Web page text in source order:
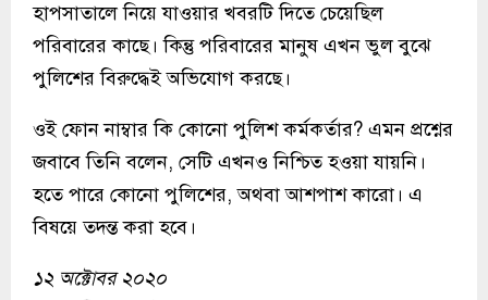
হাপসাতালে নিয়ে যাওয়ার খবরটি দিতে চেয়েছিল
পরিবারের কাছে। কিন্তু পরিবারের মানুষ এখন ভুল বুঝে
পুলিশের বিরুদ্ধেই অভিযোগ করছে।
ওই ফোন নাম্বার কি কোনো পুলিশ কর্মকর্তার? এমন প্রশ্নের
জবাবে তিনি বলেন, সেটি এখনও নিশ্চিত হওয়া যায়নি।
হতে পারে কোনো পুলিশের, অথবা আশপাশ কারো। এ
বিষয়ে তদন্ত করা হবে।
১২ অক্টোবর ২০২০